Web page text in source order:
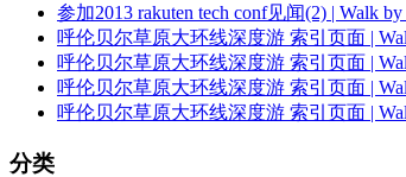
参加2013 rakuten tech conf见闻(2) | Walk by
呼伦贝尔草原大环线深度游 索引页面 |
呼伦贝尔草原大环线深度游 索引页面 |
呼伦贝尔草原大环线深度游 索引页面 |
呼伦贝尔草原大环线深度游 索引页面 |
分类